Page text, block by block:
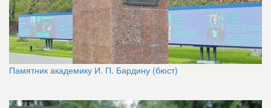
Памятник академику И. П. Бардину (бюст)